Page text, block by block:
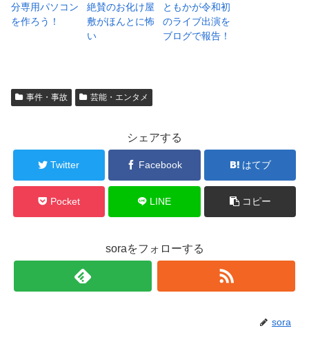
分専用パソコン
を作ろう！
絶賛のお化け屋
敷がほんとに怖
い
ともかが令和初
のライブ出演を
ブログで報告！
事件・事故 芸能・エンタメ
シェアする
Twitter Facebook はてブ
Pocket LINE コピー
soraをフォローする
sora